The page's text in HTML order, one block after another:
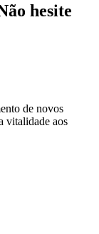
hesite
de novos
vitalidade aos